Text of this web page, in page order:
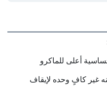
أعلى للماكرو
غير كافٍ وحده لإيقاف